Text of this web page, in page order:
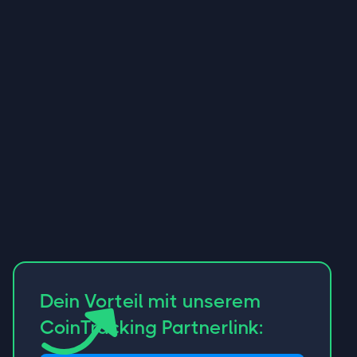
Dein Vorteil mit unserem
CoinTracking Partnerlink: